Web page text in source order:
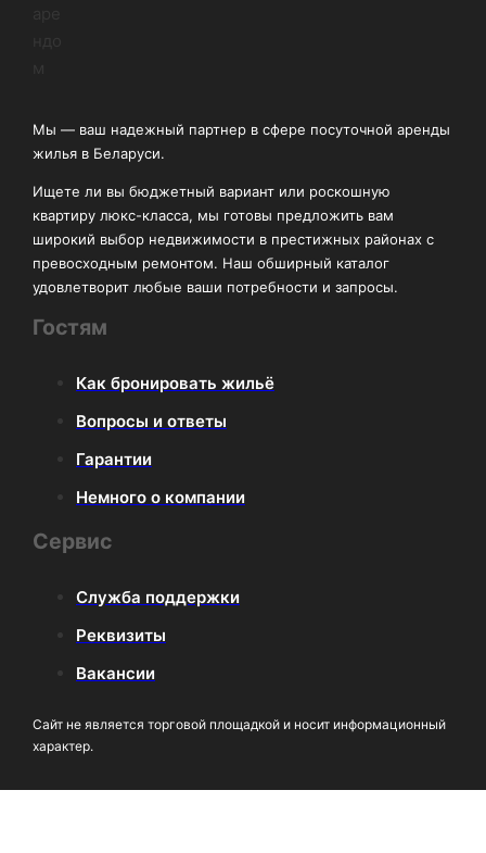
Мы — ваш надежный партнер в сфере посуточной аренды
жилья в Беларуси.
Ищете ли вы бюджетный вариант или роскошную
квартиру люкс-класса, мы готовы предложить вам
широкий выбор недвижимости в престижных районах с
превосходным ремонтом. Наш обширный каталог
удовлетворит любые ваши потребности и запросы.
Гостям
Как бронировать жильё
Вопросы и ответы
Гарантии
Немного о компании
Сервис
Служба поддержки
Реквизиты
Вакансии
Сайт не является торговой площадкой и носит информационный
характер.